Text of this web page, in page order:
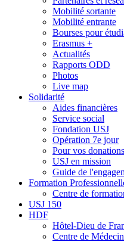
Mobilité sortante
Mobilité entrante
Bourses pour
Erasmus +
Actualités
Rapports ODD
Photos
Live map
Solidarité
Aides financières
Service social
Fondation USJ
Opération 7e jour
Pour vos donations
USJ en mission
Guide de
Formation
Centre de
USJ 150
HDF
Hôtel-Dieu de
Centre de